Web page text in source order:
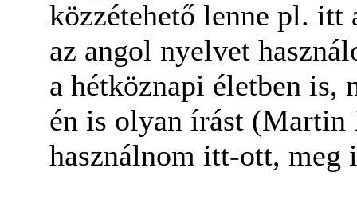
közzétehető lenne pl. itt
az angol nyelvet
a hétköznapi életben
én is olyan írást
használnom itt-ott, meg